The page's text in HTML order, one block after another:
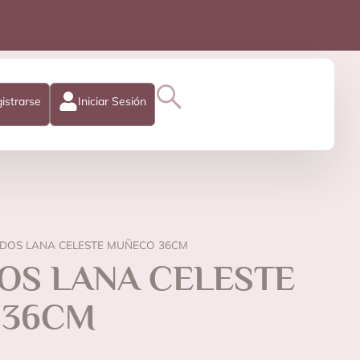
Iniciar Sesión
LANA CELESTE MUÑECO 36CM
LANA CELESTE